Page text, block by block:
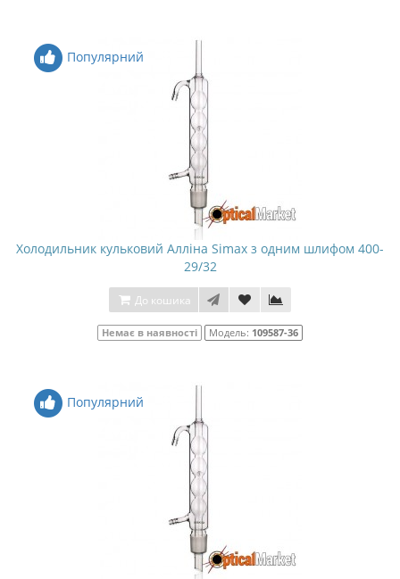
Популярний
Холодильник кульковий Алліна Simax з одним шлифом 400-
29/32
До кошика
Немає в наявності Модель: 109587-36
Популярний